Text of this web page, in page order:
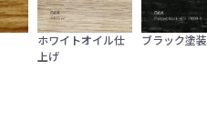
ホワイトオイル仕
上げ
ブラック塗装